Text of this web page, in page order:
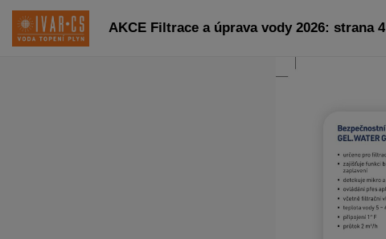
AKCE Filtrace a úprava vody 2026: strana 4